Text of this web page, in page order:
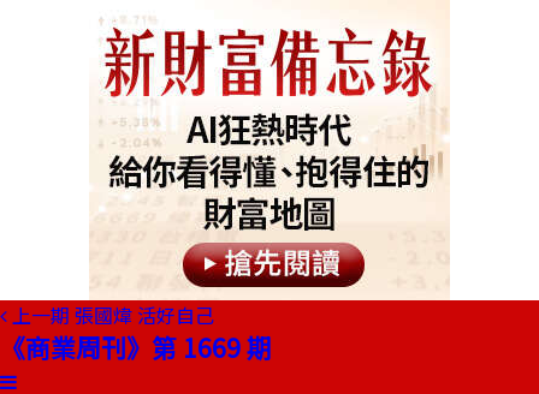
上一期 張國煒 活好自己
《商業周刊》第 1669 期